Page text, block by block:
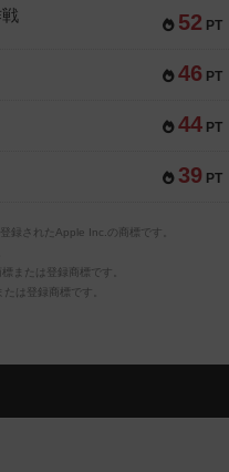
52 PT
46 PT
44 PT
39 PT
録されたApple Inc.の商標です。
または登録商標です。
は登録商標です。